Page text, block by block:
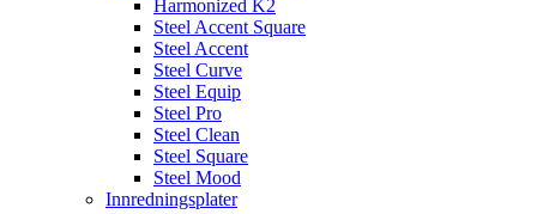
Harmonized K2
Steel Accent Square
Steel Accent
Steel Curve
Steel Equip
Steel Pro
Steel Clean
Steel Square
Steel Mood
Innredningsplater